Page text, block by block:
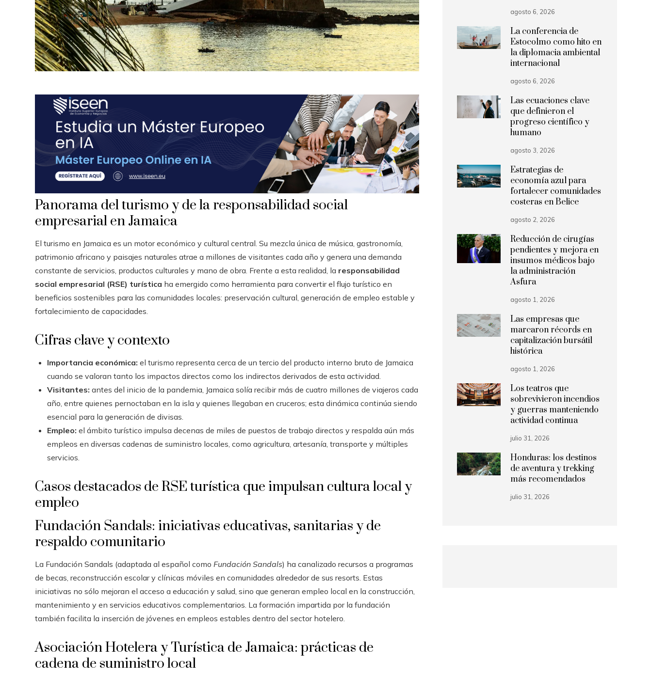
Panorama del turismo y de la responsabilidad social
empresarial en Jamaica
El turismo en Jamaica es un motor económico y cultural central. Su mezcla única de música, gastronomía,
patrimonio africano y paisajes naturales atrae a millones de visitantes cada año y genera una demanda
constante de servicios, productos culturales y mano de obra. Frente a esta realidad, la responsabilidad
social empresarial (RSE) turística ha emergido como herramienta para convertir el flujo turístico en
beneficios sostenibles para las comunidades locales: preservación cultural, generación de empleo estable y
fortalecimiento de capacidades.
Cifras clave y contexto
Importancia económica: el turismo representa cerca de un tercio del producto interno bruto de Jamaica
cuando se valoran tanto los impactos directos como los indirectos derivados de esta actividad.
Visitantes: antes del inicio de la pandemia, Jamaica solía recibir más de cuatro millones de viajeros cada
año, entre quienes pernoctaban en la isla y quienes llegaban en cruceros; esta dinámica continúa siendo
esencial para la generación de divisas.
Empleo: el ámbito turístico impulsa decenas de miles de puestos de trabajo directos y respalda aún más
empleos en diversas cadenas de suministro locales, como agricultura, artesanía, transporte y múltiples
servicios.
Casos destacados de RSE turística que impulsan cultura local y
empleo
Fundación Sandals: iniciativas educativas, sanitarias y de
respaldo comunitario
La Fundación Sandals (adaptada al español como Fundación Sandals) ha canalizado recursos a programas
de becas, reconstrucción escolar y clínicas móviles en comunidades alrededor de sus resorts. Estas
iniciativas no sólo mejoran el acceso a educación y salud, sino que generan empleo local en la construcción,
mantenimiento y en servicios educativos complementarios. La formación impartida por la fundación
también facilita la inserción de jóvenes en empleos estables dentro del sector hotelero.
Asociación Hotelera y Turística de Jamaica: prácticas de
cadena de suministro local
agosto 6, 2026
La conferencia de
Estocolmo como hito en
la diplomacia ambiental
internacional
agosto 6, 2026
Las ecuaciones clave
que definieron el
progreso científico y
humano
agosto 3, 2026
Estrategias de
economía azul para
fortalecer comunidades
costeras en Belice
agosto 2, 2026
Reducción de cirugías
pendientes y mejora en
insumos médicos bajo
la administración
Asfura
agosto 1, 2026
Las empresas que
marcaron récords en
capitalización bursátil
histórica
agosto 1, 2026
Los teatros que
sobrevivieron incendios
y guerras manteniendo
actividad continua
julio 31, 2026
Honduras: los destinos
de aventura y trekking
más recomendados
julio 31, 2026